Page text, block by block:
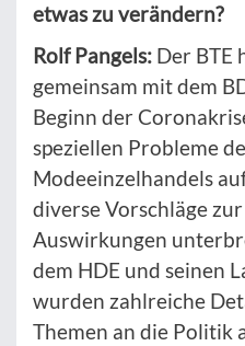
etwas zu verändern?
Rolf Pangels: Der BTE
gemeinsam mit dem
Beginn der
speziellen Probleme
Modeeinzelhandels
diverse Vorschläge
Auswirkungen
dem HDE und seinen
wurden zahlreiche
Themen an die Politik